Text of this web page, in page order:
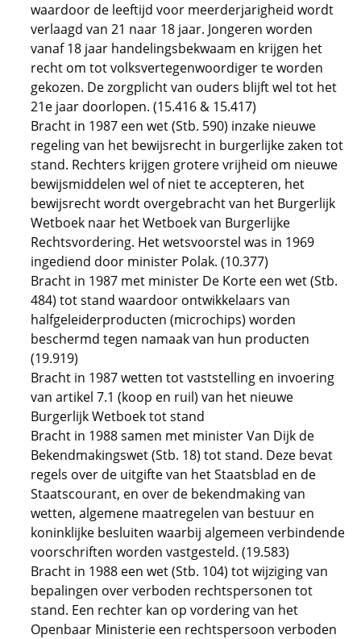
waardoor de leeftijd voor meerderjarigheid wordt
verlaagd van 21 naar 18 jaar. Jongeren worden
vanaf 18 jaar handelingsbekwaam en krijgen het
recht om tot volksvertegenwoordiger te worden
gekozen. De zorgplicht van ouders blijft wel tot het
21e jaar doorlopen. (15.416 & 15.417)
Bracht in 1987 een wet (Stb. 590) inzake nieuwe
regeling van het bewijsrecht in burgerlijke zaken tot
stand. Rechters krijgen grotere vrijheid om nieuwe
bewijsmiddelen wel of niet te accepteren, het
bewijsrecht wordt overgebracht van het Burgerlijk
Wetboek naar het Wetboek van Burgerlijke
Rechtsvordering. Het wetsvoorstel was in 1969
ingediend door minister Polak. (10.377)
Bracht in 1987 met minister De Korte een wet (Stb.
484) tot stand waardoor ontwikkelaars van
halfgeleiderproducten (microchips) worden
beschermd tegen namaak van hun producten
(19.919)
Bracht in 1987 wetten tot vaststelling en invoering
van artikel 7.1 (koop en ruil) van het nieuwe
Burgerlijk Wetboek tot stand
Bracht in 1988 samen met minister Van Dijk de
Bekendmakingswet (Stb. 18) tot stand. Deze bevat
regels over de uitgifte van het Staatsblad en de
Staatscourant, en over de bekendmaking van
wetten, algemene maatregelen van bestuur en
koninklijke besluiten waarbij algemeen verbindende
voorschriften worden vastgesteld. (19.583)
Bracht in 1988 een wet (Stb. 104) tot wijziging van
bepalingen over verboden rechtspersonen tot
stand. Een rechter kan op vordering van het
Openbaar Ministerie een rechtspersoon verboden